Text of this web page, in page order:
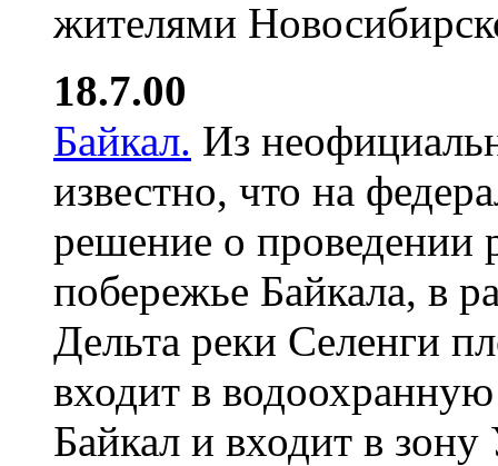
жителями
18.7.00
Байкал. Из
известно, что на
решение о проведении
побережье Байкала, в
Дельта реки Селенги
входит в
Байкал и входит в